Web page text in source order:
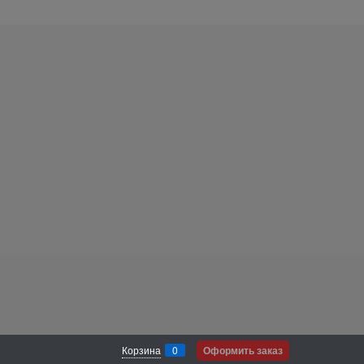
Корзина 0 Оформить заказ